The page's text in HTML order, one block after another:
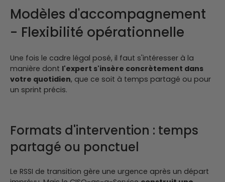
Modèles d'accompagnement
- Flexibilité opérationnelle
Une fois le cadre légal posé, il faut s'intéresser à la
manière dont l'expert s'insère concrètement dans
votre quotidien, que ce soit à temps partagé ou pour
un sprint précis.
Formats d'intervention : temps
partagé ou ponctuel
Le RSSI de transition gère une urgence après un départ